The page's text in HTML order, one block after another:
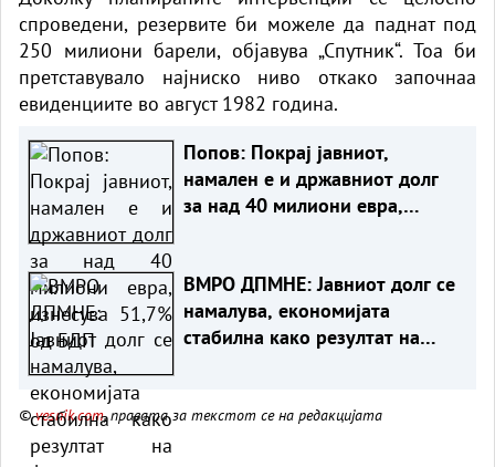
спроведени, резервите би можеле да паднат под
250 милиони барели, објавува „Спутник“. Тоа би
претставувало најниско ниво откако започнаа
евиденциите во август 1982 година.
Попов: Покрај јавниот,
намален е и државниот долг
за над 40 милиони евра,
ВМРО ДПМНЕ: Јавниот долг се
намалува, економијата
стабилна како резултат на
©vesnik.com, правата за текстот се на редакцијата